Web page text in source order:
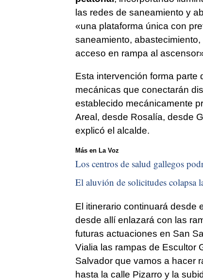
las redes de saneamiento y
«una plataforma única con
saneamiento,
acceso en rampa al
Esta intervención forma parte
mecánicas que conectarán
establecido mecánicamente
Areal, desde Rosalía, desde
explicó el alcalde.
Más en La Voz
Los centros de salud gallegos
El aluvión de solicitudes colapsa
El itinerario continuará desde
desde allí enlazará con las
futuras actuaciones en San
Vialia las rampas de Escultor
Salvador que vamos a hacer
hasta la calle Pizarro y la